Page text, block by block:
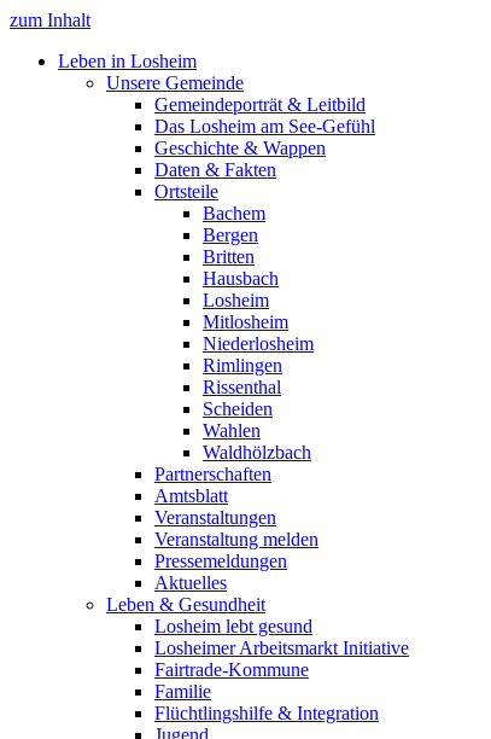
zum Inhalt
Leben in Losheim
Unsere Gemeinde
Gemeindeporträt & Leitbild
Das Losheim am See-Gefühl
Geschichte & Wappen
Daten & Fakten
Ortsteile
Bachem
Bergen
Britten
Hausbach
Losheim
Mitlosheim
Niederlosheim
Rimlingen
Rissenthal
Scheiden
Wahlen
Waldhölzbach
Partnerschaften
Amtsblatt
Veranstaltungen
Veranstaltung melden
Pressemeldungen
Aktuelles
Leben & Gesundheit
Losheim lebt gesund
Losheimer Arbeitsmarkt Initiative
Fairtrade-Kommune
Familie
Flüchtlingshilfe & Integration
Jugend